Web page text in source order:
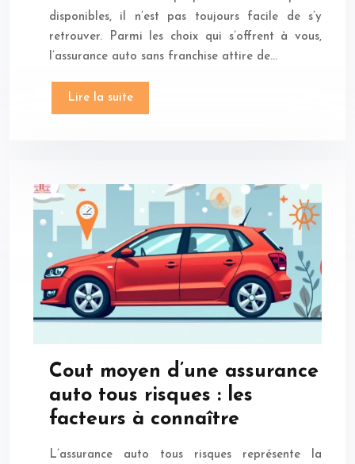
disponibles, il n’est pas toujours facile de s’y
retrouver. Parmi les choix qui s’offrent à vous,
l’assurance auto sans franchise attire de…
Lire la suite
Cout moyen d’une assurance
auto tous risques : les
facteurs à connaître
L’assurance auto tous risques représente la